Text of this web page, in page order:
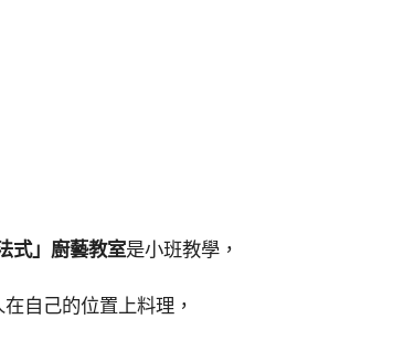
式」廚藝教室是小班教學，
自己的位置上料理，